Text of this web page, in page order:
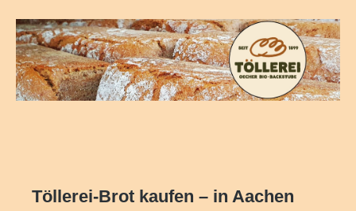
springen
Töllerei-Brot kaufen – in Aachen